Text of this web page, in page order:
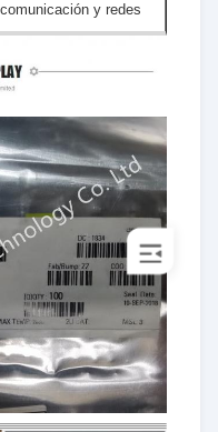
comunicación y redes